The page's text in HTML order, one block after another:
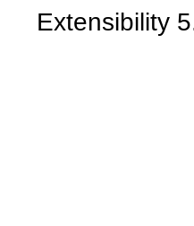
Extensibility